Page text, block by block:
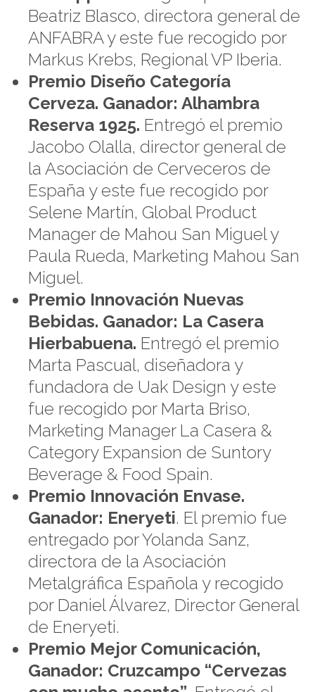
Beatriz Blasco, directora general de
ANFABRA y este fue recogido por
Markus Krebs, Regional VP Iberia.
Premio Diseño Categoría
Cerveza. Ganador: Alhambra
Reserva 1925. Entregó el premio
Jacobo Olalla, director general de
la Asociación de Cerveceros de
España y este fue recogido por
Selene Martín, Global Product
Manager de Mahou San Miguel y
Paula Rueda, Marketing Mahou San
Miguel.
Premio Innovación Nuevas
Bebidas. Ganador: La Casera
Hierbabuena. Entregó el premio
Marta Pascual, diseñadora y
fundadora de Uak Design y este
fue recogido por Marta Briso,
Marketing Manager La Casera &
Category Expansion de Suntory
Beverage & Food Spain.
Premio Innovación Envase.
Ganador: Eneryeti. El premio fue
entregado por Yolanda Sanz,
directora de la Asociación
Metalgráfica Española y recogido
por Daniel Álvarez, Director General
de Eneryeti.
Premio Mejor Comunicación,
Ganador: Cruzcampo “Cervezas